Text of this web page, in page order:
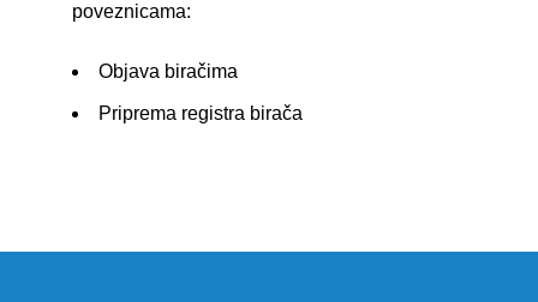
poveznicama:
Objava biračima
Priprema registra birača